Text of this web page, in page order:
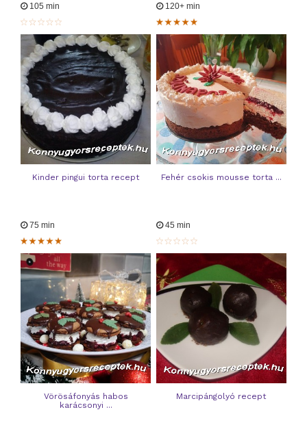
105 min
Kinder pingui torta recept
120+ min
Fehér csokis mousse torta ...
75 min
Vörösáfonyás habos
karácsonyi ...
45 min
Marcipángolyó recept